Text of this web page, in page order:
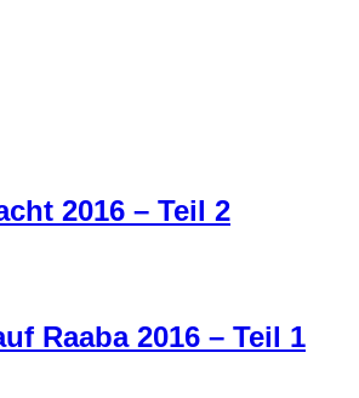
2016 – Teil 2
Raaba 2016 – Teil 1